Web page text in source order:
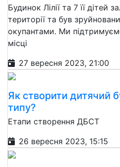
Будинок Лілії та 7 її дітей
території та був
окупантами. Ми
місці
27 вересня 2023, 21:00
Як створити дитячий
типу?
Етапи створення ДБСТ
26 вересня 2023, 15:15